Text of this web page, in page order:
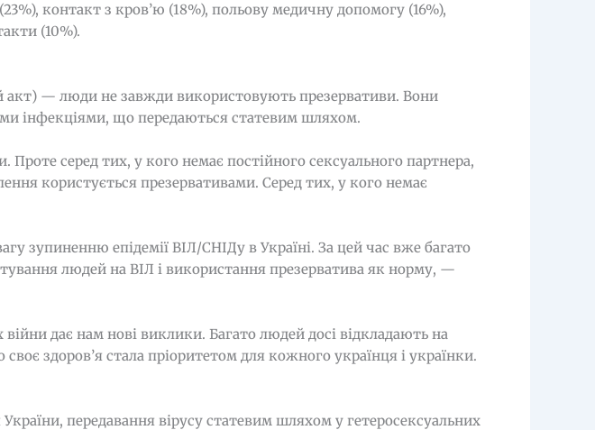
контакт з кров’ю (18%), польову медичну допомогу (16%),
(10%).
акт) — люди не завжди використовують презервативи. Вони
інфекціями, що передаються статевим шляхом.
серед тих, у кого немає постійного сексуального партнера,
користується презервативами. Серед тих, у кого немає
зупиненню епідемії ВІЛ/СНІДу в Україні. За цей час вже багато
людей на ВІЛ і використання презерватива як норму, —
війни дає нам нові виклики. Багато людей досі відкладають на
здоров’я стала пріоритетом для кожного українця і українки.
передавання вірусу статевим шляхом у гетеросексуальних